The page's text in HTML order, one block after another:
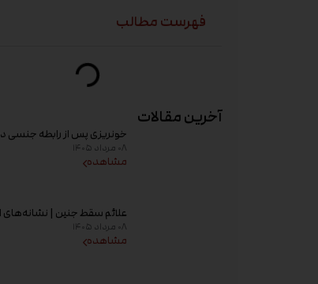
فهرست مطالب
آخرین مقالات
خونریزی پس از رابطه جنسی
بارداری؛ علت و زمان مراجعه
۰۸ مرداد ۱۴۰۵
مشاهده
علائم سقط جنین | نشانه‌های
علت خونریزی، عوامل خطر و
مراجعه به پزشک
۰۸ مرداد ۱۴۰۵
مشاهده